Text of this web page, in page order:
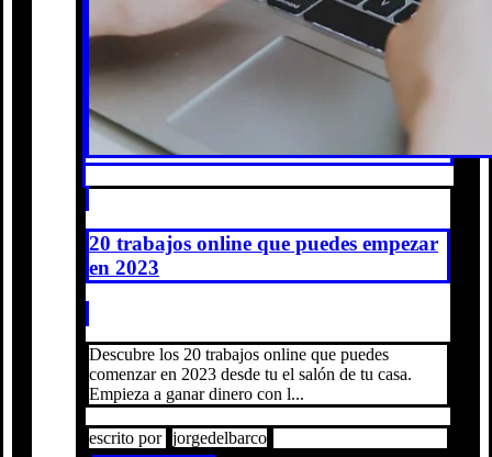
20 trabajos online que puedes empezar
en 2023
Descubre los 20 trabajos online que puedes
comenzar en 2023 desde tu el salón de tu casa.
Empieza a ganar dinero con l...
escrito por jorgedelbarco